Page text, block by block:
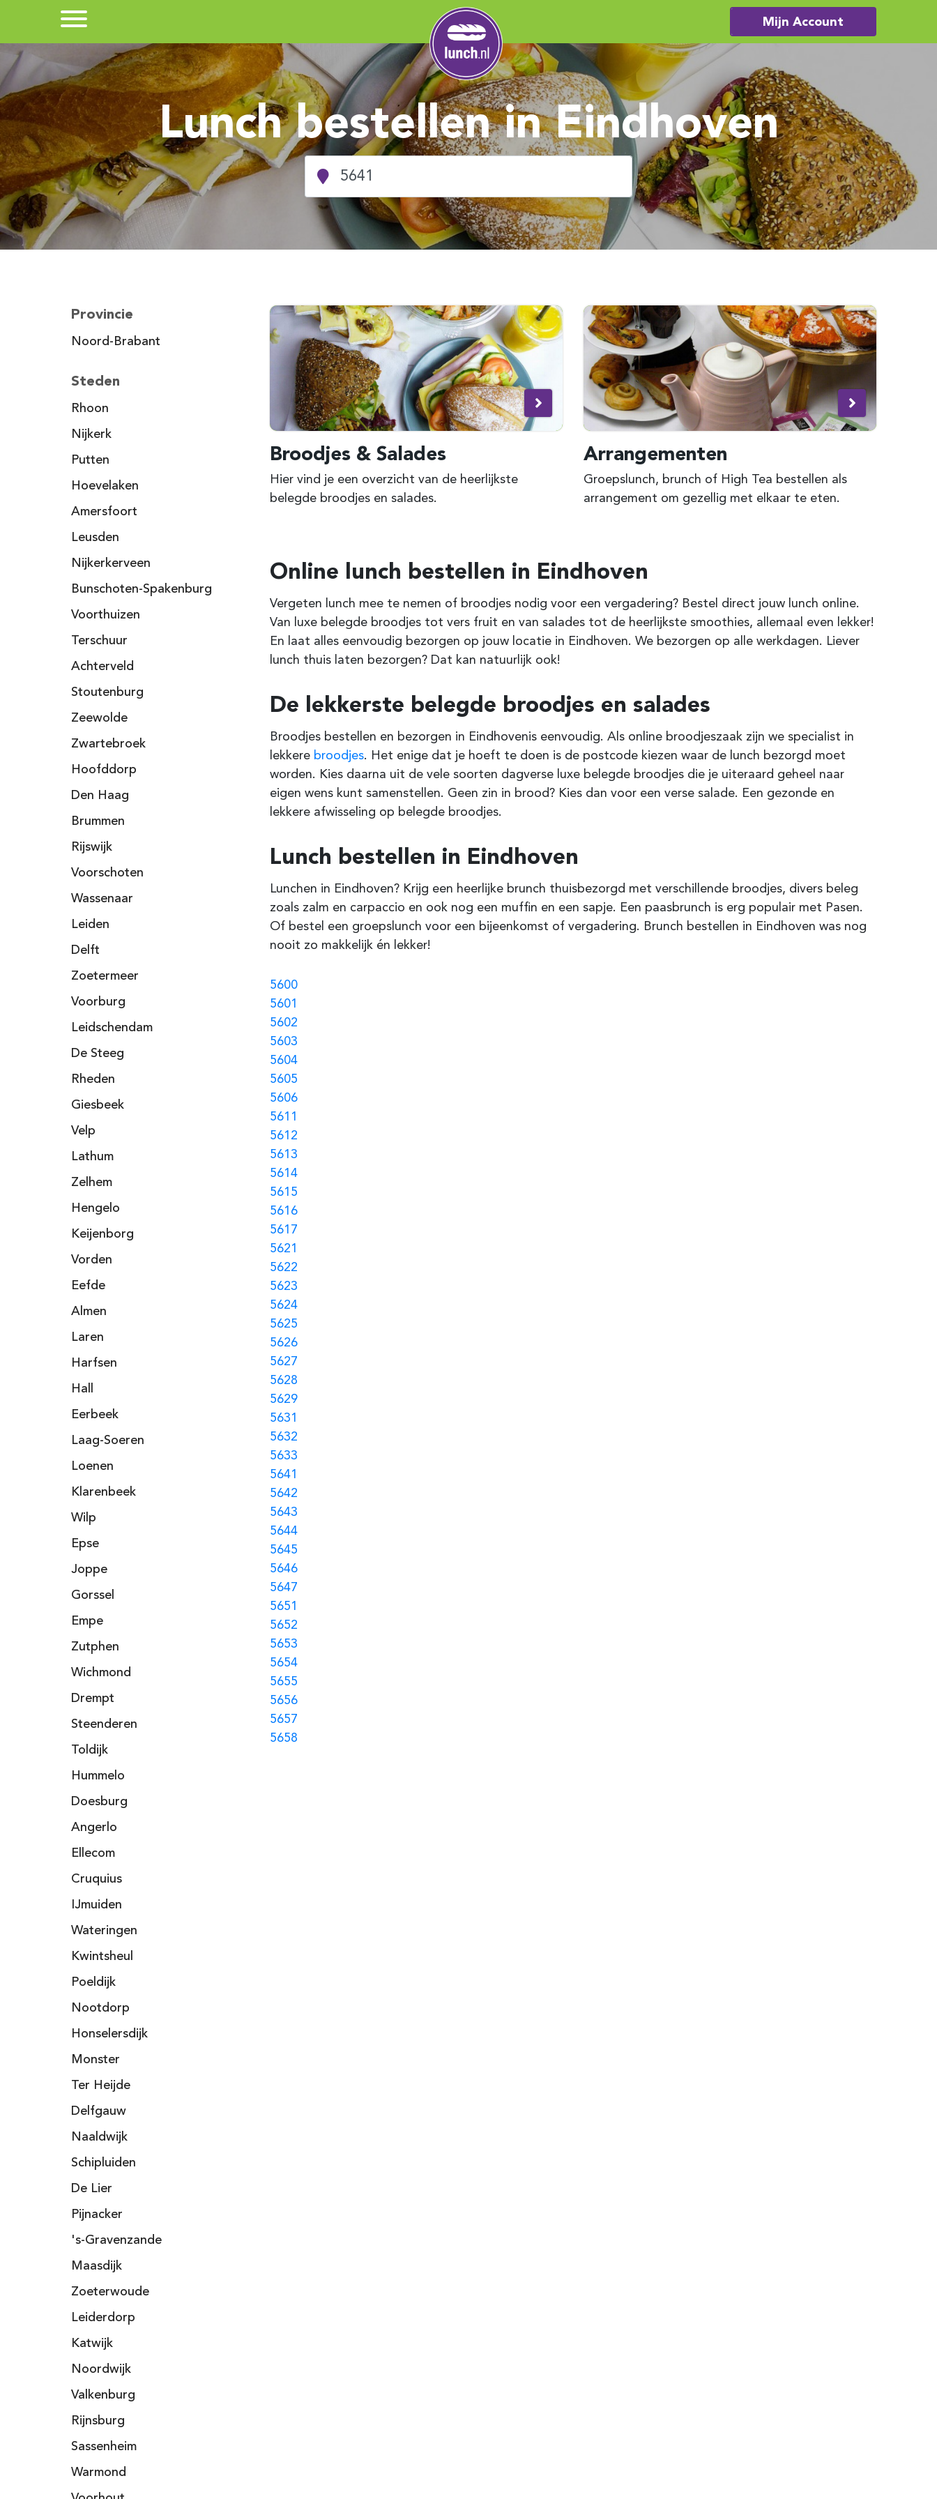
Mijn Account
Lunch bestellen in Eindhoven
Provincie
Noord-Brabant
Steden
Rhoon
Nijkerk
Putten
Hoevelaken
Amersfoort
Leusden
Nijkerkerveen
Bunschoten-Spakenburg
Voorthuizen
Terschuur
Achterveld
Stoutenburg
Zeewolde
Zwartebroek
Hoofddorp
Den Haag
Brummen
Rijswijk
Voorschoten
Wassenaar
Leiden
Delft
Zoetermeer
Voorburg
Leidschendam
De Steeg
Rheden
Giesbeek
Velp
Lathum
Zelhem
Hengelo
Keijenborg
Vorden
Eefde
Almen
Laren
Harfsen
Hall
Eerbeek
Laag-Soeren
Loenen
Klarenbeek
Wilp
Epse
Joppe
Gorssel
Empe
Zutphen
Wichmond
Drempt
Steenderen
Toldijk
Hummelo
Doesburg
Angerlo
Ellecom
Cruquius
IJmuiden
Wateringen
Kwintsheul
Poeldijk
Nootdorp
Honselersdijk
Monster
Ter Heijde
Delfgauw
Naaldwijk
Schipluiden
De Lier
Pijnacker
's-Gravenzande
Maasdijk
Zoeterwoude
Leiderdorp
Katwijk
Noordwijk
Valkenburg
Rijnsburg
Sassenheim
Warmond
Broodjes & Salades
Hier vind je een overzicht van de heerlijkste
belegde broodjes en salades.
Arrangementen
Groepslunch, brunch of High Tea bestellen als
arrangement om gezellig met elkaar te eten.
Online lunch bestellen in Eindhoven
Vergeten lunch mee te nemen of broodjes nodig voor een vergadering? Bestel direct jouw lunch online.
Van luxe belegde broodjes tot vers fruit en van salades tot de heerlijkste smoothies, allemaal even lekker!
En laat alles eenvoudig bezorgen op jouw locatie in Eindhoven. We bezorgen op alle werkdagen. Liever
lunch thuis laten bezorgen? Dat kan natuurlijk ook!
De lekkerste belegde broodjes en salades
Broodjes bestellen en bezorgen in Eindhovenis eenvoudig. Als online broodjeszaak zijn we specialist in
lekkere broodjes. Het enige dat je hoeft te doen is de postcode kiezen waar de lunch bezorgd moet
worden. Kies daarna uit de vele soorten dagverse luxe belegde broodjes die je uiteraard geheel naar
eigen wens kunt samenstellen. Geen zin in brood? Kies dan voor een verse salade. Een gezonde en
lekkere afwisseling op belegde broodjes.
Lunch bestellen in Eindhoven
Lunchen in Eindhoven? Krijg een heerlijke brunch thuisbezorgd met verschillende broodjes, divers beleg
zoals zalm en carpaccio en ook nog een muffin en een sapje. Een paasbrunch is erg populair met Pasen.
Of bestel een groepslunch voor een bijeenkomst of vergadering. Brunch bestellen in Eindhoven was nog
nooit zo makkelijk én lekker!
5600
5601
5602
5603
5604
5605
5606
5611
5612
5613
5614
5615
5616
5617
5621
5622
5623
5624
5625
5626
5627
5628
5629
5631
5632
5633
5641
5642
5643
5644
5645
5646
5647
5651
5652
5653
5654
5655
5656
5657
5658